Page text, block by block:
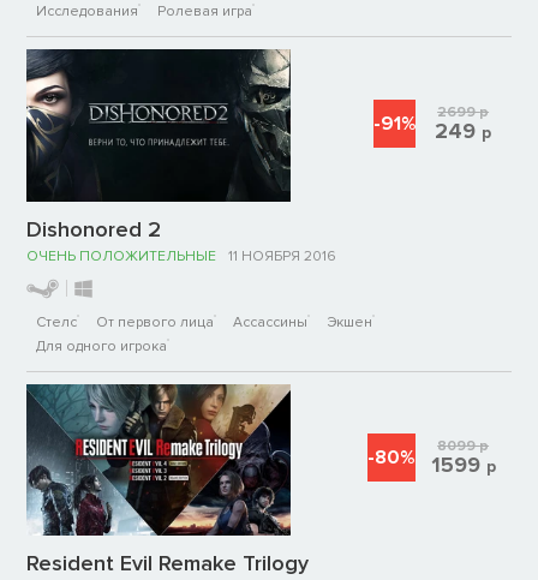
Исследования
Ролевая игра
Dishonored 2
ОЧЕНЬ ПОЛОЖИТЕЛЬНЫЕ 11 НОЯБРЯ 2016
Стелс От первого лица Ассассины
Экшен
Для одного игрока
-91% 2699р
249 р
Resident Evil Remake Trilogy
-80% 8099р
1599 р